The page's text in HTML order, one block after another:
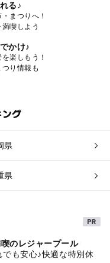
る♪
まつりへ！
喫しよう
かけ♪
楽しもう！
り情報も
グ
県
県
のレジャープール
も安心♪快適な特別休